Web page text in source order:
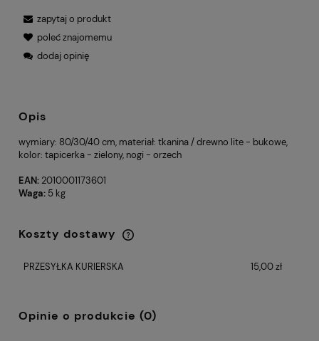
zapytaj o produkt
poleć znajomemu
dodaj opinię
Opis
wymiary: 80/30/40 cm, materiał: tkanina / drewno lite - bukowe,
kolor: tapicerka - zielony, nogi - orzech
EAN: 2010001173601
Waga: 5 kg
Koszty dostawy
Cena nie zawiera ewentualnych kosztów
PRZESYŁKA KURIERSKA
15,00 zł
Opinie o produkcie (0)